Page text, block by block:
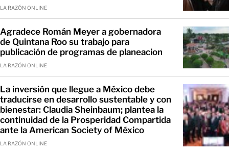
LA RAZÓN ONLINE
Agradece Román Meyer a gobernadora
de Quintana Roo su trabajo para
publicación de programas de planeacion
LA RAZÓN ONLINE
La inversión que llegue a México debe
traducirse en desarrollo sustentable y con
bienestar: Claudia Sheinbaum; plantea la
continuidad de la Prosperidad Compartida
ante la American Society of México
LA RAZÓN ONLINE